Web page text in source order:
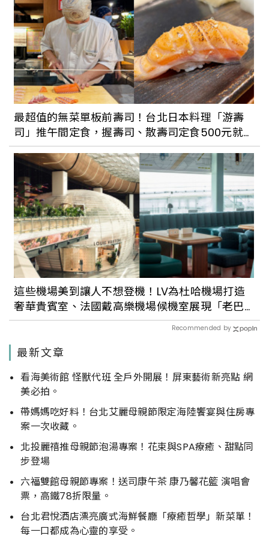
最超值的無菜單板前壽司！台北日本料理「游壽
司」推午間定食，握壽司、散壽司定食500元就
能品嚐
這些機場美到讓人不想登機！LV為杜哈機場打造
奢華貴賓室、法國戴高樂機場候機室展現「老巴
黎」美學
Recommended by
最新文章
看海美術館 怪獸代班 全戶外開展！屏東藝術新亮點 網
美必拍。
帶媽媽吃好料！台北艾麗母親節限定海陸饗宴與住房專
案一次收藏。
北投麗禧推母親節泡湯專案！花束與SPA療癒、甜點同
步登場
六福雙館母親節專案！送司康午茶 康乃馨花籃 演唱會
票，高鐵78折限量。
台北君悅酒店漂亮廣式海鮮餐廳「療癒哲學」新菜單！
每一口都成為心靈的享受。